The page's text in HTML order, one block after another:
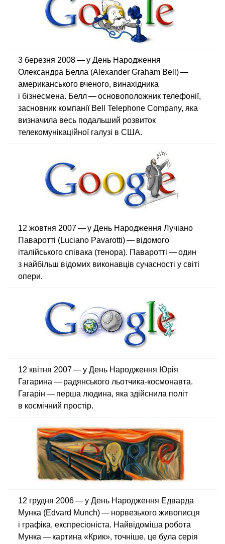
3 березня 2008 — у День Народження
Олександра Белла (Alexander Graham Bell) —
американського вченого, винахідника
і бізнесмена. Белл — основоположник телефонії,
засновник компанії Bell Telephone Company, яка
визначила весь подальший розвиток
телекомунікаційної галузі в США.
12 жовтня 2007 — у День Народження Лучіано
Паваротті (Luciano Pavarotti) — відомого
італійського співака (тенора). Паваротті — один
з найбільш відомих виконавців сучасності у світі
опери.
12 квітня 2007 — у День Народження Юрія
Гагарина — радянського льотчика-космонавта.
Гагарін — перша людина, яка здійснила політ
в космічний простір.
12 грудня 2006 — у День Народження Едварда
Мунка (Edvard Munch) — норвезького живописця
і графіка, експресіоніста. Найвідоміша робота
Мунка — картина «Крик», точніше, це була серія